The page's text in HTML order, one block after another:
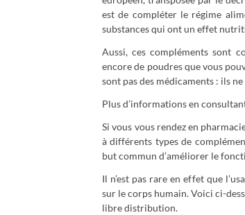
est de compléter le régime
substances qui ont un effet
Aussi, ces compléments sont
encore de poudres que vous
sont pas des médicaments : ils
Plus d’informations en
Si vous vous rendez en
à différents types de
but commun d’améliorer le
Il n’est pas rare en effet que
sur le corps humain. Voici ci-
libre distribution.